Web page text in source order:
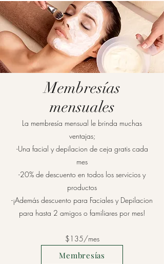
Membresías
mensuales
La membresía mensual le brinda muchas
ventajas;
-Una facial y depilacion de ceja gratis cada
mes
-20% de descuento en todos los servicios y
productos
-¡Además descuento para Faciales y Depilacion
para hasta 2 amigos o familiares por mes!
$135/mes
Membresías